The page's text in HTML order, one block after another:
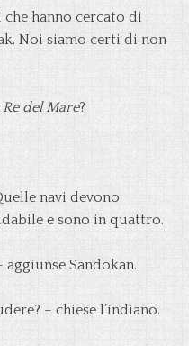
hanno cercato di
Noi siamo certi di non
Re del Mare?
navi devono
e sono in quattro.
Sandokan.
– chiese l’indiano.